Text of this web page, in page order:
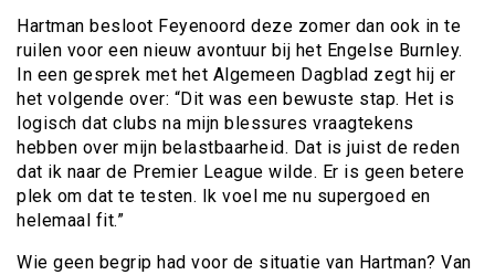
Hartman besloot Feyenoord deze zomer dan ook in te
ruilen voor een nieuw avontuur bij het Engelse Burnley.
In een gesprek met het Algemeen Dagblad zegt hij er
het volgende over: “Dit was een bewuste stap. Het is
logisch dat clubs na mijn blessures vraagtekens
hebben over mijn belastbaarheid. Dat is juist de reden
dat ik naar de Premier League wilde. Er is geen betere
plek om dat te testen. Ik voel me nu supergoed en
helemaal fit.”
Wie geen begrip had voor de situatie van Hartman? Van